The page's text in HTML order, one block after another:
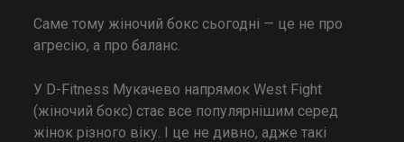
Саме тому жіночий бокс сьогодні — це не про
агресію, а про баланс.
У D-Fitness Мукачево напрямок West Fight
(жіночий бокс) стає все популярнішим серед
жінок різного віку. І це не дивно, адже такі